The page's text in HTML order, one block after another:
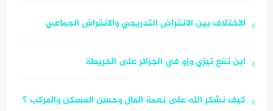
الاختلاف بين الانقراض التدريجي والانقراض الجماعي
اين تقع تيزي وزو في الجزائر على الخريطة
كيف نشكر الله على نعمة المال وحسن المسكن والمركب ؟